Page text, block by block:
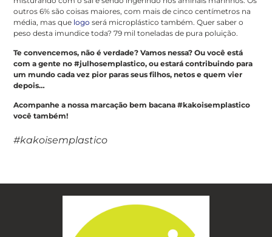
outros 6% são coisas maiores, com mais de cinco centímetros na
média, mas que logo será microplástico também. Quer saber o
peso desta imundice toda? 79 mil toneladas de pura poluição.
Te convencemos, não é verdade? Vamos nessa? Ou você está
com a gente no #julhosemplastico, ou estará contribuindo para
um mundo cada vez pior paras seus filhos, netos e quem vier
depois…
Acompanhe a nossa marcação bem bacana #kakoisemplastico
você também!
#kakoisemplastico